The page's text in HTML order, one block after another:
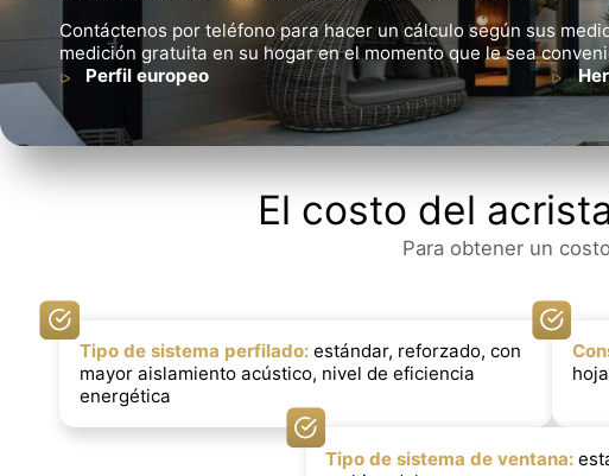
Contáctenos por teléfono para hacer un cálculo según sus
medición gratuita en su hogar en el momento que le sea
Perfil europeo
El costo del
Para obtener un
Tipo de sistema perfilado: estándar, reforzado, con
mayor aislamiento acústico, nivel de eficiencia
energética
Tipo de sistema de ventana: